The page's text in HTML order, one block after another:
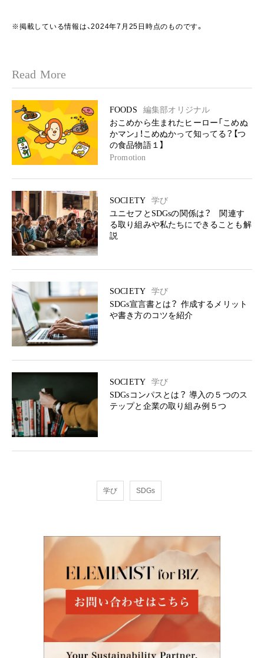
※掲載している情報は、2024年7月25日時点のものです。
Read More
FOODS
編集部オリジナル
おこめから生まれたヒーロー「こめぬ
かマン」！こめぬかって知ってる？【つ
の食品物語１】
Promotion
SOCIETY
学び
ユニセフとSDGsの関係は？ 関連す
る取り組みや私たちにできることも解
説
SOCIETY
学び
SDGs宣言書とは？ 作成するメリット
や書き方のコツを紹介
SOCIETY
学び
SDGsコンパスとは？ 導入の５つのス
テップと企業の取り組み例５つ
学び SDGs